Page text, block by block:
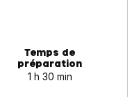
Temps de
préparation
1 h 30 min